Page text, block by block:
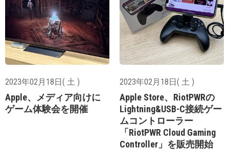
2023年02月18日( 土 )
Apple、メディア向けに
ゲーム体験会を開催
2023年02月18日( 土 )
Apple Store、RiotPWRの
Lightning&USB-C接続ゲー
ムコントローラー
「RiotPWR Cloud Gaming
Controller」を販売開始